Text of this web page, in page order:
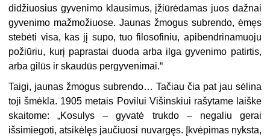
didžiuosius gyvenimo klausimus, įžiūrėdamas juos dažnai
gyvenimo mažmožiuose. Jaunas žmogus subrendo, ėmęs
stebėti visa, kas jį supo, tuo filosofiniu, apibendrinamuoju
požiūriu, kurį paprastai duoda arba ilga gyvenimo patirtis,
arba gilūs ir skaudūs pergyvenimai.“
Taigi, jaunas žmogus subrendo… Tačiau čia pat jau sėlina
toji šmėkla. 1905 metais Povilui Višinskiui rašytame laiške
skaitome: „Kosulys – gyvatė trukdo – negaliu gerai
išsimiegoti, atsikėlęs jaučiuosi nuvargęs. Įkvėpimas nyksta,